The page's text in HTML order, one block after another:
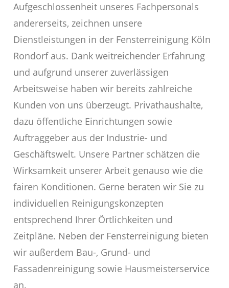
Aufgeschlossenheit unseres Fachpersonals
andererseits, zeichnen unsere
Dienstleistungen in der Fensterreinigung Köln
Rondorf aus. Dank weitreichender Erfahrung
und aufgrund unserer zuverlässigen
Arbeitsweise haben wir bereits zahlreiche
Kunden von uns überzeugt. Privathaushalte,
dazu öffentliche Einrichtungen sowie
Auftraggeber aus der Industrie- und
Geschäftswelt. Unsere Partner schätzen die
Wirksamkeit unserer Arbeit genauso wie die
fairen Konditionen. Gerne beraten wir Sie zu
individuellen Reinigungskonzepten
entsprechend Ihrer Örtlichkeiten und
Zeitpläne. Neben der Fensterreinigung bieten
wir außerdem Bau-, Grund- und
Fassadenreinigung sowie Hausmeisterservice
an.